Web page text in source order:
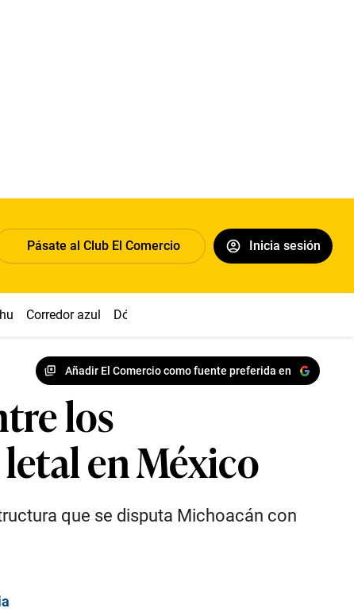
Pásate al Club El Comercio Inicia sesión
Corredor azul Dólar
Añadir El Comercio como fuente preferida en
los
en México
que se disputa Michoacán con